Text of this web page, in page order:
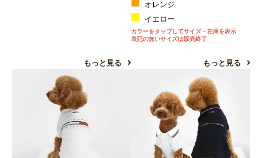
もっと見る
オレンジ
イエロー
カラーをタップしてサイズ・在庫を表示
表記の無いサイズは販売終了
もっと見る